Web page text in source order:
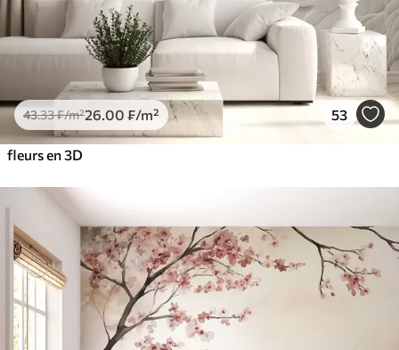
43.33₣/m²26 .00 ₣/m² 53
fleurs en 3D